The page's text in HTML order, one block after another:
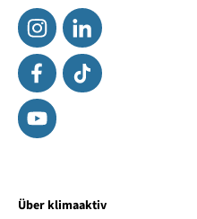
Über klimaaktiv